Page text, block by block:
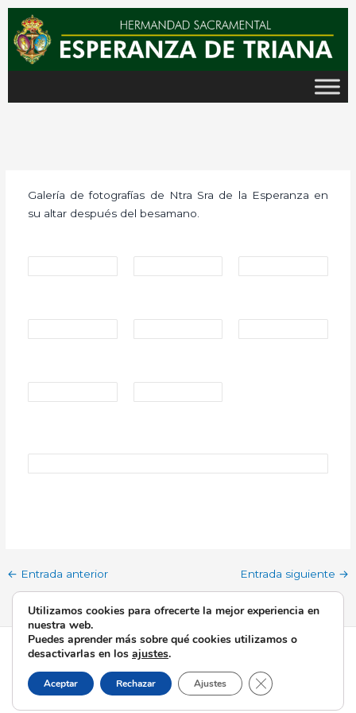
contenido
Galería de fotografías de Ntra Sra de la Esperanza en
su altar después del besamano.
← Entrada anterior Entrada siguiente →
Todos los derechos © 2026 Esperanza de Triana | Funciona
gracias aTema Astra para WordPress
Utilizamos cookies para ofrecerte la mejor experiencia en
nuestra web.
Puedes aprender más sobre qué cookies utilizamos o
desactivarlas en los ajustes.
Aceptar Rechazar Ajustes Cerrar el banner